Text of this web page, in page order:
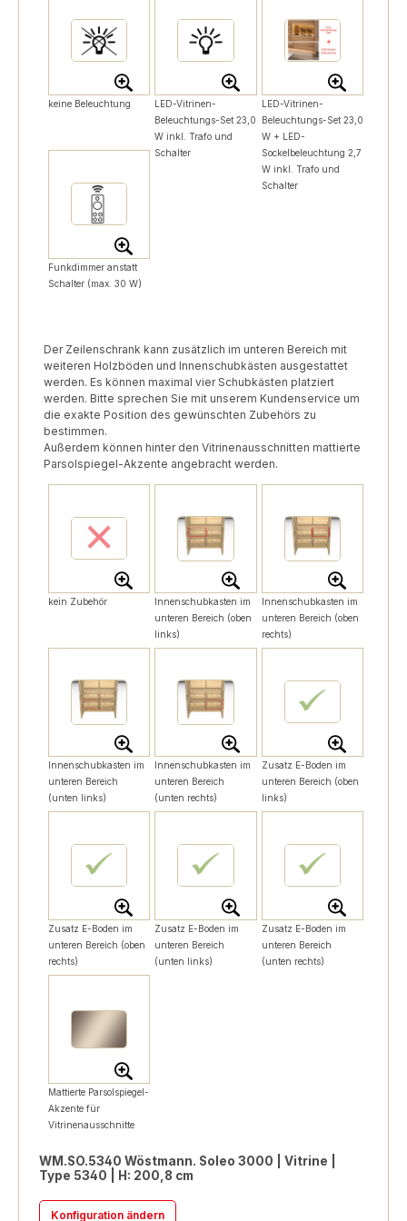
keine Beleuchtung
LED-Vitrinen-
Beleuchtungs-Set 23,0
W inkl. Trafo und
Schalter
LED-Vitrinen-
Beleuchtungs-Set 23,0
W + LED-
Sockelbeleuchtung 2,7
W inkl. Trafo und
Schalter
Funkdimmer anstatt
Schalter (max. 30 W)
Der Zeilenschrank kann zusätzlich im unteren Bereich mit
weiteren Holzböden und Innenschubkästen ausgestattet
werden. Es können maximal vier Schubkästen platziert
werden. Bitte sprechen Sie mit unserem Kundenservice um
die exakte Position des gewünschten Zubehörs zu
bestimmen.
Außerdem können hinter den Vitrinenausschnitten mattierte
Parsolspiegel-Akzente angebracht werden.
kein Zubehör
Innenschubkasten im
unteren Bereich (oben
links)
Innenschubkasten im
unteren Bereich (oben
rechts)
Innenschubkasten im
unteren Bereich
(unten links)
Innenschubkasten im
unteren Bereich
(unten rechts)
Zusatz E-Boden im
unteren Bereich (oben
links)
Zusatz E-Boden im
unteren Bereich (oben
rechts)
Zusatz E-Boden im
unteren Bereich
(unten links)
Zusatz E-Boden im
unteren Bereich
(unten rechts)
Mattierte Parsolspiegel-
Akzente für
Vitrinenausschnitte
WM.SO.5340 Wöstmann. Soleo 3000 | Vitrine |
Type 5340 | H: 200,8 cm
Konfiguration ändern